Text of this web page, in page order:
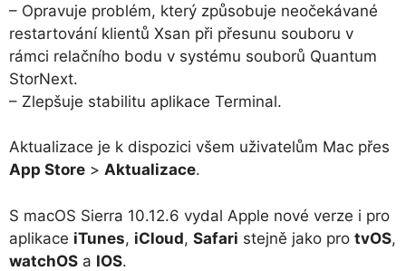
– Opravuje problém, který způsobuje neočekávané
restartování klientů Xsan při přesunu souboru v
rámci relačního bodu v systému souborů Quantum
StorNext.
– Zlepšuje stabilitu aplikace Terminal.
Aktualizace je k dispozici všem uživatelům Mac přes
App Store > Aktualizace.
S macOS Sierra 10.12.6 vydal Apple nové verze i pro
aplikace iTunes, iCloud, Safari stejně jako pro tvOS,
watchOS a IOS.